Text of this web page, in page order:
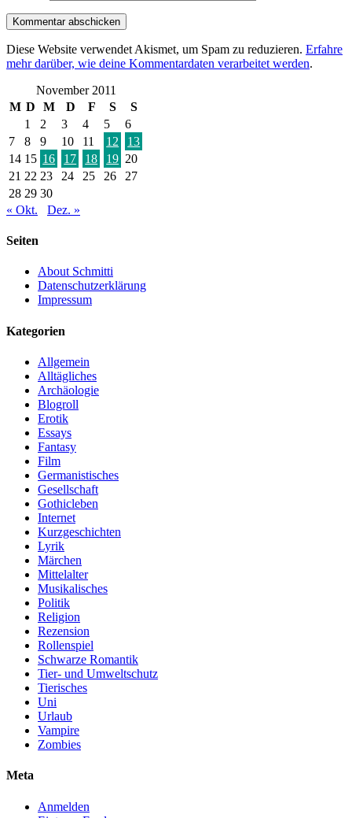
Diese Website verwendet Akismet, um Spam zu reduzieren. Erfahre
mehr darüber, wie deine Kommentardaten verarbeitet werden.
November 2011
M D M D F S
S
1
2 3 4 5
6
7
8 9 10 11 12
13
14 15 16 17 18 19 20
21 22 23 24 25 26
27
28 29 30
« Okt.
Dez. »
Seiten
About Schmitti
Datenschutzerklärung
Impressum
Kategorien
Allgemein
Alltägliches
Archäologie
Blogroll
Erotik
Essays
Fantasy
Film
Germanistisches
Gesellschaft
Gothicleben
Internet
Kurzgeschichten
Lyrik
Märchen
Mittelalter
Musikalisches
Politik
Religion
Rezension
Rollenspiel
Schwarze Romantik
Tier- und Umweltschutz
Tierisches
Uni
Urlaub
Vampire
Zombies
Meta
Anmelden